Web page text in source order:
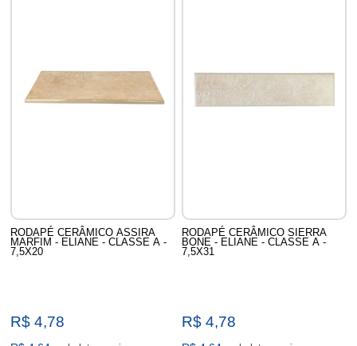
RODAPÉ CERÂMICO ASSIRA
MARFIM - ELIANE - CLASSE A -
7,5X20
R$ 4,78
RODAPÉ CERÂMICO SIERRA
BONE - ELIANE - CLASSE A -
7,5X31
R$ 4,78